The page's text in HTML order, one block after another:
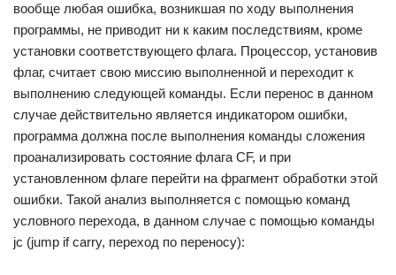
вообще любая ошибка, возникшая по ходу выполнения
программы, не приводит ни к каким последствиям, кроме
установки соответствующего флага. Процессор, установив
флаг, считает свою миссию выполненной и переходит к
выполнению следующей команды. Если перенос в данном
случае действительно является индикатором ошибки,
программа должна после выполнения команды сложения
проанализировать состояние флага CF, и при
установленном флаге перейти на фрагмент обработки этой
ошибки. Такой анализ выполняется с помощью команд
условного перехода, в данном случае с помощью команды
jc (jump if carry, переход по переносу):